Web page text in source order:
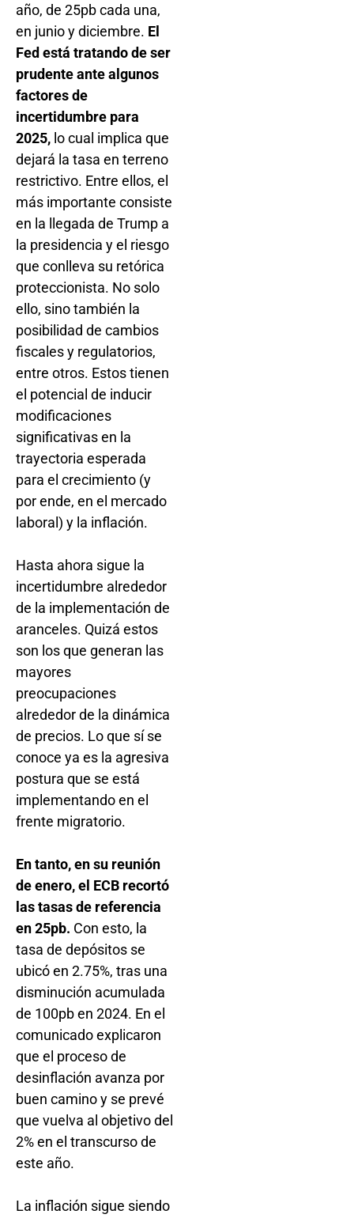
año, de 25pb cada una,
en junio y diciembre. El
Fed está tratando de ser
prudente ante algunos
factores de
incertidumbre para
2025, lo cual implica que
dejará la tasa en terreno
restrictivo. Entre ellos, el
más importante consiste
en la llegada de Trump a
la presidencia y el riesgo
que conlleva su retórica
proteccionista. No solo
ello, sino también la
posibilidad de cambios
fiscales y regulatorios,
entre otros. Estos tienen
el potencial de inducir
modificaciones
significativas en la
trayectoria esperada
para el crecimiento (y
por ende, en el mercado
laboral) y la inflación.
Hasta ahora sigue la
incertidumbre alrededor
de la implementación de
aranceles. Quizá estos
son los que generan las
mayores
preocupaciones
alrededor de la dinámica
de precios. Lo que sí se
conoce ya es la agresiva
postura que se está
implementando en el
frente migratorio.
En tanto, en su reunión
de enero, el ECB recortó
las tasas de referencia
en 25pb. Con esto, la
tasa de depósitos se
ubicó en 2.75%, tras una
disminución acumulada
de 100pb en 2024. En el
comunicado explicaron
que el proceso de
desinflación avanza por
buen camino y se prevé
que vuelva al objetivo del
2% en el transcurso de
este año.
La inflación sigue siendo